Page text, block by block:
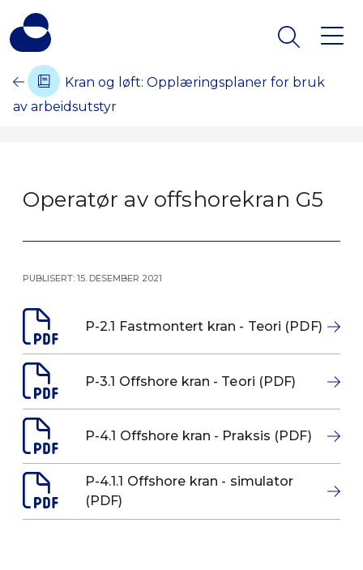
Kran og løft: Opplæringsplaner for bruk
av arbeidsutstyr
Operatør av offshorekran G5
Publisert: 15. desember 2021
Moduler - Operatør av offshorekran
P-2.1 Fastmontert kran - Teori (PDF)
P-3.1 Offshore kran - Teori (PDF)
P-4.1 Offshore kran - Praksis (PDF)
P-4.1.1 Offshore kran - simulator
(PDF)